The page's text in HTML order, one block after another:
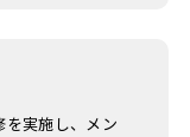
実施し、メン